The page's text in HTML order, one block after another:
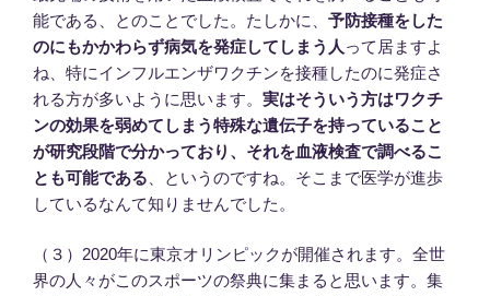
能である、とのことでした。たしかに、 予防接種をした
のにもかかわらず病気を発症してしまう人 って居ますよ
ね、特にインフルエンザワクチンを接種したのに発症さ
れる方が多いように思います。 実はそういう方はワクチ
ンの効果を弱めてしまう特殊な遺伝子を持っていること
が研究段階で分かっており、それを血液検査で調べるこ
とも可能である 、というのですね。そこまで医学が進歩
しているなんて知りませんでした。
（３）2020年に東京オリンピックが開催されます。全世
界の人々がこのスポーツの祭典に集まると思います。集